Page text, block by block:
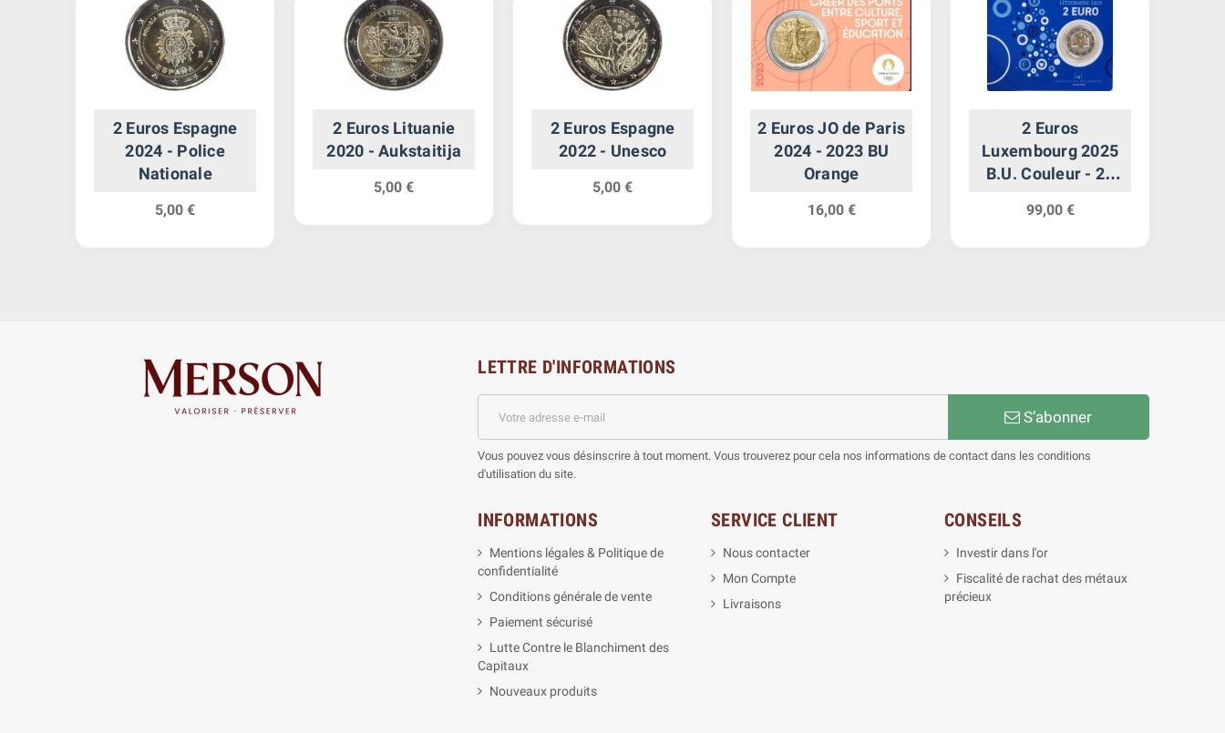
2 Euros Espagne
2024 - Police
Nationale
5,00 €
2 Euros Lituanie
2020 - Aukstaitija
5,00 €
2 Euros Espagne
2022 - Unesco
5,00 €
2 Euros JO de Paris
2024 - 2023 BU
Orange
16,00 €
2 Euros
Luxembourg 2025
B.U. Couleur - 25
99,00 €
LETTRE D'INFORMATIONS
S’abonner
Vous pouvez vous désinscrire à tout moment. Vous trouverez pour cela nos informations de contact dans les conditions
d'utilisation du site.
INFORMATIONS
Mentions légales & Politique de
confidentialité
Conditions générale de vente
Paiement sécurisé
Lutte Contre le Blanchiment des
Capitaux
Nouveaux produits
SERVICE CLIENT
Nous contacter
Mon Compte
Livraisons
CONSEILS
Investir dans l'or
Fiscalité de rachat des métaux
précieux